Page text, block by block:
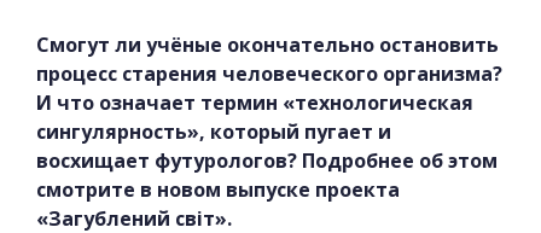
Смогут ли учёные окончательно остановить
процесс старения человеческого организма?
И что означает термин «технологическая
сингулярность», который пугает и
восхищает футурологов? Подробнее об этом
смотрите в новом выпуске проекта
«Загублений світ».